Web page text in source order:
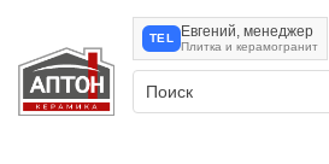
TEL Евгений, менеджер
Плитка и керамогранит